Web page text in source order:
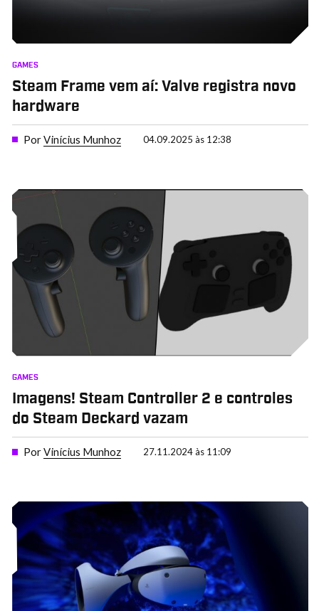
GAMES
Steam Frame vem aí: Valve registra novo
hardware
PorVinícius Munhoz 04.09.2025 às 12:38
GAMES
Imagens! Steam Controller 2 e controles
do Steam Deckard vazam
PorVinícius Munhoz 27.11.2024 às 11:09